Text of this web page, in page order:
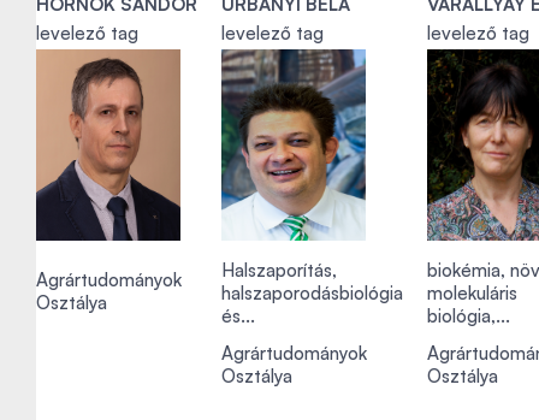
levelező tag
Agrártudományok
Osztálya
levelező tag
Halszaporítás,
halszaporodásbiológia
és...
Agrártudományok
Osztálya
levelező tag
biokémia,
molekuláris
biológia,...
Osztálya